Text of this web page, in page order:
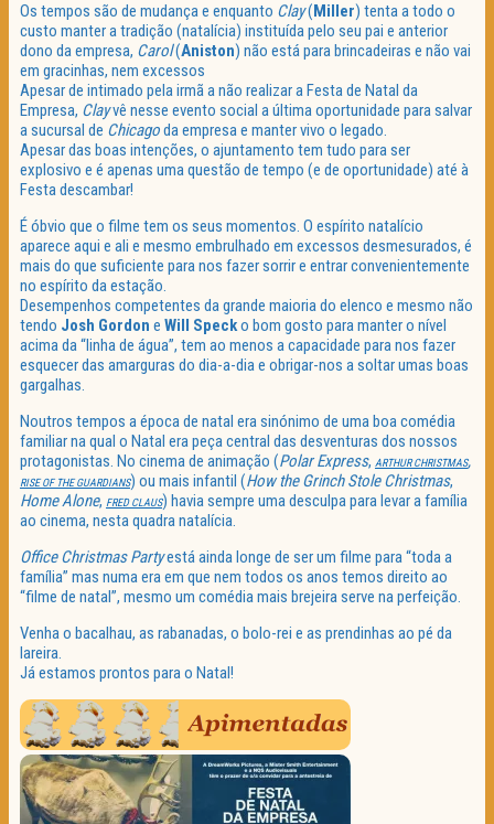
Os tempos são de mudança e enquanto Clay(Miller) tenta a todo o
custo manter a tradição (natalícia) instituída pelo seu pai e anterior
dono da empresa, Carol(Aniston) não está para brincadeiras e não vai
em gracinhas, nem excessos
Apesar de intimado pela irmã a não realizar a Festa de Natal da
Empresa, Clayvê nesse evento social a última oportunidade para salvar
a sucursal de Chicagoda empresa e manter vivo o legado.
Apesar das boas intenções, o ajuntamento tem tudo para ser
explosivo e é apenas uma questão de tempo (e de oportunidade) até à
Festa descambar!
É óbvio que o filme tem os seus momentos. O espírito natalício
aparece aqui e ali e mesmo embrulhado em excessos desmesurados, é
mais do que suficiente para nos fazer sorrir e entrar convenientemente
no espírito da estação.
Desempenhos competentes da grande maioria do elenco e mesmo não
tendo Josh Gordon e Will Specko bom gosto para manter o nível
acima da “linha de água”, tem ao menos a capacidade para nos fazer
esquecer das amarguras do dia-a-dia e obrigar-nos a soltar umas boas
gargalhas.
Noutros tempos a época de natal era sinónimo de uma boa comédia
familiar na qual o Natal era peça central das desventuras dos nossos
protagonistas. No cinema de animação (Polar Express, ARTHUR CHRISTMAS,
RISE OF THE GUARDIANS) ou mais infantil (How the Grinch Stole Christmas,
Home Alone, FRED CLAUS) havia sempre uma desculpa para levar a família
ao cinema, nesta quadra natalícia.
Office Christmas Partyestá ainda longe de ser um filme para “toda a
família” mas numa era em que nem todos os anos temos direito ao
“filme de natal”, mesmo um comédia mais brejeira serve na perfeição.
Venha o bacalhau, as rabanadas, o bolo-rei e as prendinhas ao pé da
lareira.
Já estamos prontos para o Natal!